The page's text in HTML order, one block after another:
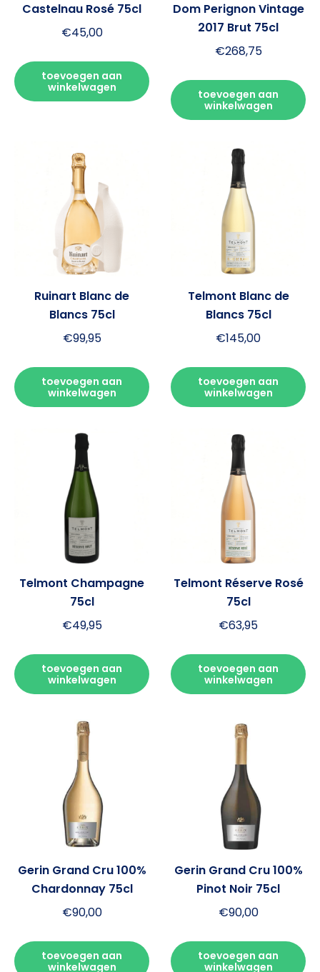
Castelnau Rosé 75cl
€45,00
toevoegen aan
winkelwagen
Dom Perignon Vintage
2017 Brut 75cl
€268,75
toevoegen aan
winkelwagen
Ruinart Blanc de
Blancs 75cl
€99,95
toevoegen aan
winkelwagen
Telmont Blanc de
Blancs 75cl
€145,00
toevoegen aan
winkelwagen
Telmont Champagne
75cl
€49,95
toevoegen aan
winkelwagen
Telmont Réserve Rosé
75cl
€63,95
toevoegen aan
winkelwagen
Gerin Grand Cru 100%
Chardonnay 75cl
€90,00
toevoegen aan
winkelwagen
Gerin Grand Cru 100%
Pinot Noir 75cl
€90,00
toevoegen aan
winkelwagen